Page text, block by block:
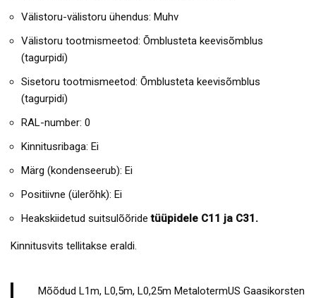
Välistoru-välistoru ühendus: Muhv
Välistoru tootmismeetod: Õmblusteta keevisõmblus
(tagurpidi)
Sisetoru tootmismeetod: Õmblusteta keevisõmblus
(tagurpidi)
RAL-number: 0
Kinnitusribaga: Ei
Märg (kondenseerub): Ei
Positiivne (ülerõhk): Ei
Heakskiidetud suitsulõõridetüüpidele C11 ja C31.
Kinnitusvits tellitakse eraldi.
Mõõdud L1m, L0,5m, L0,25m MetalotermUS Gaasikorsten